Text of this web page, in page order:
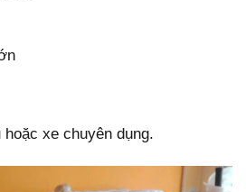
xe chuyên dụng.